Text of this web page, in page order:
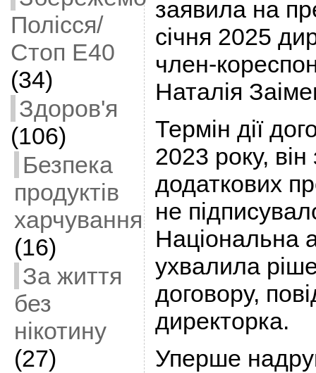
Полісся/
Стоп Е40
(34)
Здоров'я
(106)
Безпека
продуктів
харчування
(16)
За життя
без
нікотину
(27)
заявила на
січня 2025
член-
Наталія
Термін дії
2023 року, він
додаткових
не
Національна
ухвалила
договору,
директорка.
Уперше